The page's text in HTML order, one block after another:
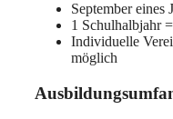
September eines
1 Schulhalbjahr
Individuelle
möglich